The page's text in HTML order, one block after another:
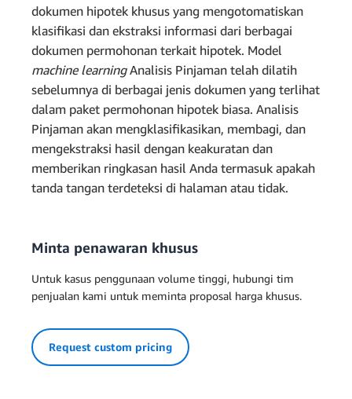
dokumen hipotek khusus yang mengotomatiskan
klasifikasi dan ekstraksi informasi dari berbagai
dokumen permohonan terkait hipotek. Model
machine learningAnalisis Pinjaman telah dilatih
sebelumnya di berbagai jenis dokumen yang terlihat
dalam paket permohonan hipotek biasa. Analisis
Pinjaman akan mengklasifikasikan, membagi, dan
mengekstraksi hasil dengan keakuratan dan
memberikan ringkasan hasil Anda termasuk apakah
tanda tangan terdeteksi di halaman atau tidak.
Minta penawaran khusus
Untuk kasus penggunaan volume tinggi, hubungi tim
penjualan kami untuk meminta proposal harga khusus.
Request custom pricing